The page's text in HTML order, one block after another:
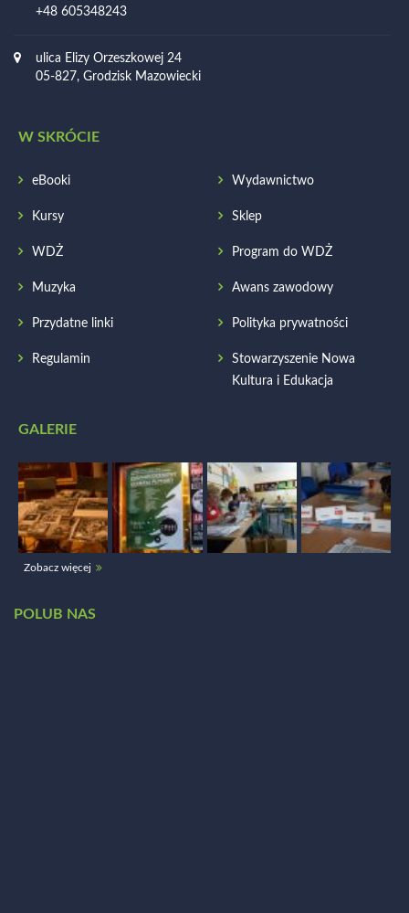
+48 605348243
ulica Elizy Orzeszkowej 24
05-827, Grodzisk Mazowiecki
W SKRÓCIE
eBooki Wydawnictwo
Kursy Sklep
WDŻ Program do WDŻ
Muzyka Awans zawodowy
Przydatne linki Polityka prywatności
Regulamin
Stowarzyszenie Nowa
Kultura i Edukacja
GALERIE
Zobacz więcej
POLUB NAS